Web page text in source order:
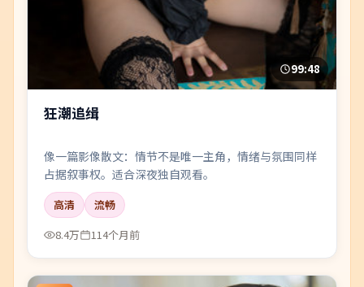
99:48
狂潮追缉
像一篇影像散文：情节不是唯一主角，情绪与氛围同样
占据叙事权。适合深夜独自观看。
高清
流畅
8.4万
114个月前